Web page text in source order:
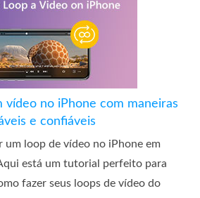
no iPhone com maneiras
​​e confiáveis
um loop de vídeo no iPhone em
está um tutorial perfeito para
fazer seus loops de vídeo do